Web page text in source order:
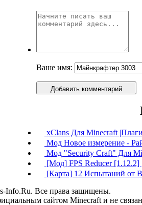
Ваше имя:
Добавить комментарий
xClans Для Minecraft
Мод Новое измерение -
Мод "Security Сraft" Для
[Мод] FPS Reducer [1.12.2]
[Карта] 12 Испытаний от
Info.Ru. Все права защищены.
сайтом Minecraft и не